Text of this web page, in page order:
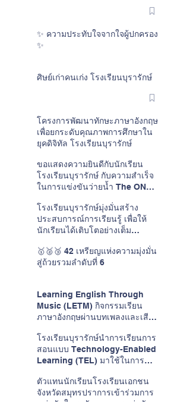
✨ ความประทับใจจากใจผู้ปกครอง
✨
ศิษย์เก่าคนเก่ง โรงเรียนบุรารักษ์
โครงการพัฒนาทักษะภาษาอังกฤษ
เพื่อยกระดับคุณภาพการศึกษาใน
ยุคดิจิทัล โรงเรียนบุรารักษ์
ขอแสดงความยินดีกับนักเรียน
โรงเรียนบุรารักษ์ กับความสำเร็จ
ในการแข่งขันว่ายน้ำ The ONE
โรงเรียนบุรารักษ์มุ่งมั่นสร้าง
ประสบการณ์การเรียนรู้ เพื่อให้
นักเรียนได้เติบโตอย่างเต็ม
🥇🥈🥉 42 เหรียญแห่งความมุ่งมั่น
สู่ถ้วยรวมลำดับที่ 6
Learning English Through
Music (LETM) กิจกรรมเรียน
ภาษาอังกฤษผ่านบทเพลงและเสียง
โรงเรียนบุรารักษ์นำการเรียนการ
สอนแบบ Technology-Enabled
Learning (TEL) มาใช้ในการ
อังกฤษ
ตัวแทนนักเรียนโรงเรียนเอกชน
จังหวัดสมุทรปราการเข้าร่วมการ